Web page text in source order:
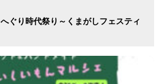
ぐり時代祭り～くまがしフェスティ